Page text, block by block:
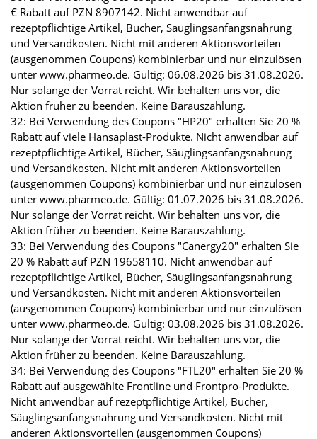
€ Rabatt auf PZN 8907142. Nicht anwendbar auf
rezeptpflichtige Artikel, Bücher, Säuglingsanfangsnahrung
und Versandkosten. Nicht mit anderen Aktionsvorteilen
(ausgenommen Coupons) kombinierbar und nur einzulösen
unter www.pharmeo.de. Gültig: 06.08.2026 bis 31.08.2026.
Nur solange der Vorrat reicht. Wir behalten uns vor, die
Aktion früher zu beenden. Keine Barauszahlung.
32: Bei Verwendung des Coupons "HP20" erhalten Sie 20 %
Rabatt auf viele Hansaplast-Produkte. Nicht anwendbar auf
rezeptpflichtige Artikel, Bücher, Säuglingsanfangsnahrung
und Versandkosten. Nicht mit anderen Aktionsvorteilen
(ausgenommen Coupons) kombinierbar und nur einzulösen
unter www.pharmeo.de. Gültig: 01.07.2026 bis 31.08.2026.
Nur solange der Vorrat reicht. Wir behalten uns vor, die
Aktion früher zu beenden. Keine Barauszahlung.
33: Bei Verwendung des Coupons "Canergy20" erhalten Sie
20 % Rabatt auf PZN 19658110. Nicht anwendbar auf
rezeptpflichtige Artikel, Bücher, Säuglingsanfangsnahrung
und Versandkosten. Nicht mit anderen Aktionsvorteilen
(ausgenommen Coupons) kombinierbar und nur einzulösen
unter www.pharmeo.de. Gültig: 03.08.2026 bis 31.08.2026.
Nur solange der Vorrat reicht. Wir behalten uns vor, die
Aktion früher zu beenden. Keine Barauszahlung.
34: Bei Verwendung des Coupons "FTL20" erhalten Sie 20 %
Rabatt auf ausgewählte Frontline und Frontpro-Produkte.
Nicht anwendbar auf rezeptpflichtige Artikel, Bücher,
Säuglingsanfangsnahrung und Versandkosten. Nicht mit
anderen Aktionsvorteilen (ausgenommen Coupons)